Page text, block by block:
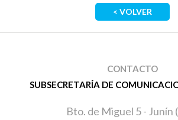
< VOLVER
CONTACTO
SUBSECRETARÍA DE
Bto. de Miguel 5 - Junín